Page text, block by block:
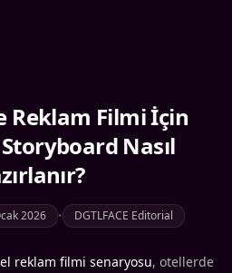
Reklam Filmi İçin
Nasıl
2026 • DGTLFACE Editorial
reklam filmi senaryosu, otellerde